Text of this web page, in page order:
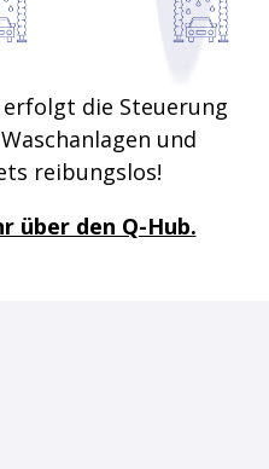
die Steuerung
und
reibungslos!
über den Q-Hub.